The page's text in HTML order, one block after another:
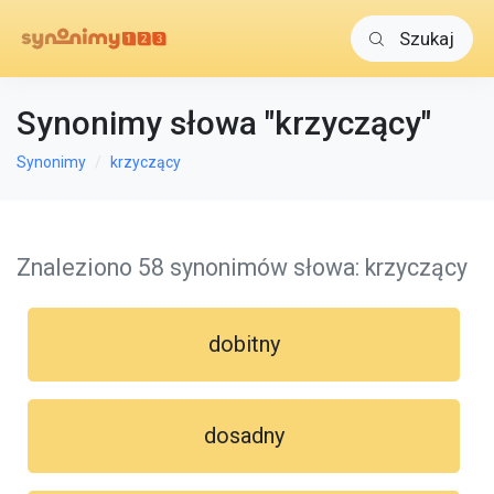
Szukaj
Synonimy słowa "krzyczący"
Synonimy krzyczący
Znaleziono 58 synonimów słowa: krzyczący
dobitny
dosadny